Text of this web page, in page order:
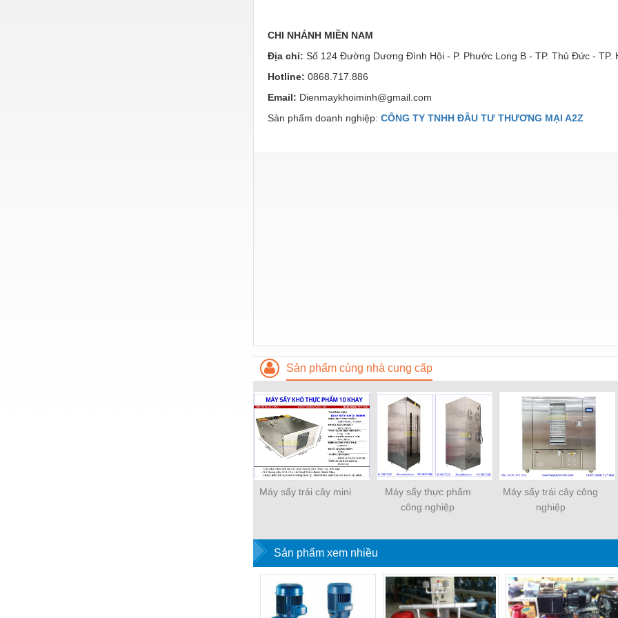
CHI NHÁNH MIỀN NAM
Địa chỉ: Số 124 Đường Dương Đình Hội - P. Phước Long B - TP. Thủ Đức - TP.
Hotline: 0868.717.886
Email: Dienmaykhoiminh@gmail.com
Sản phẩm doanh nghiệp: CÔNG TY TNHH ĐẦU TƯ THƯƠNG MẠI A2Z
Sản phẩm cùng nhà cung cấp
Máy sấy trái cây mini
Máy sấy thực phẩm
công nghiệp
Máy sấy trái cây công
nghiệp
Sản phẩm xem nhiều